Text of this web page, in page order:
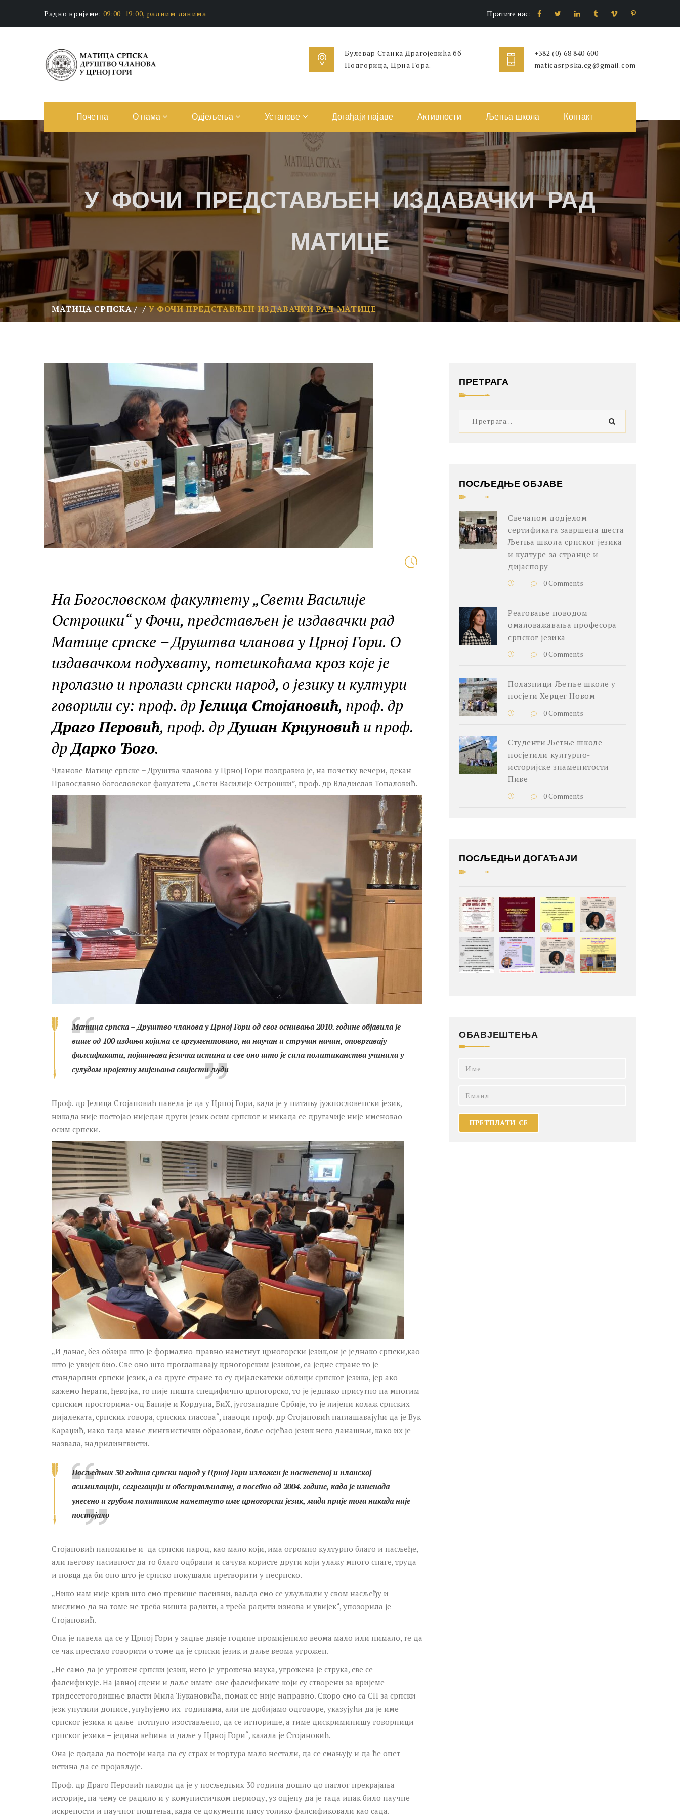
Радно вријеме: 09:00−19:00, радним данима Пратите нас:
Булевар Станка Драгојевића бб
Подгорица, Црна Гора.
+382 (0) 68 840 600
maticasrpska.cg@gmail.com
Почетна О нама Одјељења Установе Догађаји најаве Активности Љетња школа Контакт
У ФОЧИ ПРЕДСТАВЉЕН ИЗДАВАЧКИ РАД
МАТИЦЕ
МАТИЦА СРПСКА У ФОЧИ ПРЕДСТАВЉЕН ИЗДАВАЧКИ РАД МАТИЦЕ
На Богословском факултету „Свети Василије
Острошки“ у Фочи, представљен је издавачки рад
Матице српске ̶ Друштва чланова у Црној Гори. О
издавачком подухвату, потешкоћама кроз које је
пролазио и пролази српски народ, о језику и култури
говорили су: проф. др Јелица Стојановић, проф. др
Драго Перовић, проф. дрДушан Крцуновић и проф.
дрДарко Ђого.
Чланове Матице српске ̶ Друштва чланова у Црној Гори поздравио је, на почетку вечери, декан
Православно богословског факултета „Свети Василије Острошки”, проф. др Владислав Топаловић.
Mатицa српскa – Друштво чланова у Црној Гори од свог оснивања 2010. године објавила је
више од 100 издања којима се аргументовано, на научан и стручан начин, оповргавају
фалсификати, појашњава језичка истина и све оно што је сила политиканства учинила у
сулудом пројекту мијењања свијести људи
Проф. др Јелица Стојановић навела је да у Црној Гори, када је у питању јужнословенски језик,
никада није постојао ниједан други језик осим српског и никада се другачије није именовао
осим српски.
„И данас, без обзира што је формално-правно наметнут црногорски језик,он је једнако српски,као
што је увијек био. Све оно што проглашавају црногорским језиком, са једне стране то је
стандардни српски језик, а са друге стране то су дијалекатски облици српског језика, јер ако
кажемо ћерати, ђевојка, то није ништа специфично црногорско, то је једнако присутно на многим
српским просторима- од Баније и Кордуна, БиХ, југозападне Србије, то је лијепи колаж српских
дијалеката, српских говора, српских гласова“, наводи проф. др Стојановић наглашавајући да је Вук
Караџић, иако тада мање лингвистички образован, боље осјећао језик него данашњи, како их је
назвала, надрилингвисти.
Посљедњих 30 година српски народ у Црној Гори изложен је постепеној и планској
асимилацији, сегрегацији и обесправљивању, а посебно од 2004. године, када је изненада
унесено и грубом политиком наметнуто име црногорски језик, мада прије тога никада није
постојало
Стојановић напомиње и да српски народ, као мало који, има огромно културно благо и насљеђе,
али његову пасивност да то благо одбрани и сачува користе други који улажу много снаге, труда
и новца да би оно што је српско покушали претворити у несрпско.
„Нико нам није крив што смо превише пасивни, ваљда смо се уљуљкали у свом насљеђу и
мислимо да на томе не треба ништа радити, а треба радити изнова и увијек“, упозорила је
Стојановић.
Она је навела да се у Црној Гори у задње двије године промијенило веома мало или нимало, те да
се чак престало говорити о томе да је српски језик и даље веома угрожен.
„Не само да је угрожен српски језик, него је угрожена наука, угрожена је струка, све се
фалсификује. На јавној сцени и даље имате оне фалсификате који су створени за вријеме
тридесетогодишње власти Мила Ђукановића, помак се није направио. Скоро смо са СП за српски
језк упутили дописе, упућујемо их годинама, али не добијамо одговоре, указујући да је име
српског језика и даље потпуно изостављено, да се игнорише, а тиме дискриминишу говорници
српског језика ̶ једина већина и даље у Црној Гори“, казала је Стојановић.
Она је додала да постоји нада да су страх и тортура мало нестали, да се смањују и да ће опет
истина да се пројављује.
Проф. др Драго Перовић наводи да је у посљедњих 30 година дошло до наглог прекрајања
историје, на чему се радило и у комунистичком периоду, уз оцјену да је тада ипак било научне
искрености и научног поштења, када се документи нису толико фалсификовали као сада.
ПРЕТРАГА
ПОСЉЕДЊЕ ОБЈАВЕ
Свечаном додјелом
сертификата завршена шеста
Љетња школа српског језика
и културе за странце и
дијаспору
0 Comments
Реаговање поводом
омаловажавања професора
српског језика
0 Comments
Полазници Љетње школе у
посјети Херцег Новом
0 Comments
Студенти Љетње школе
посјетили културно-
историјске знаменитости
Пиве
0 Comments
ПОСЉЕДЊИ ДОГАЂАЈИ
ОБАВЈЕШТЕЊА